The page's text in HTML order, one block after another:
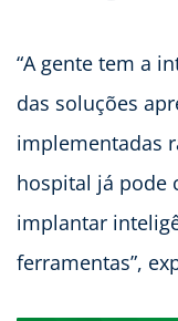
“A gente tem a
das soluções
implementadas
hospital já pode
implantar
ferramentas”,